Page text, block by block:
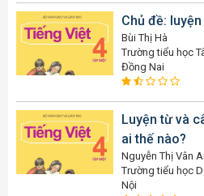
Chủ đề:
Bùi Thị Hà
Trường tiểu học
Đồng Nai
Luyện từ và
ai thế nào?
Nguyễn Thị Vân
Trường tiểu học
Nội